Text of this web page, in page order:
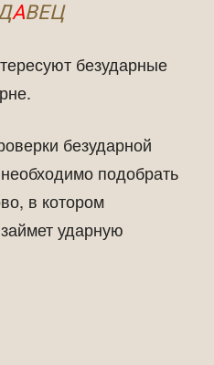
АВЕЦ
безударные
безударной
подобрать
в котором
ударную